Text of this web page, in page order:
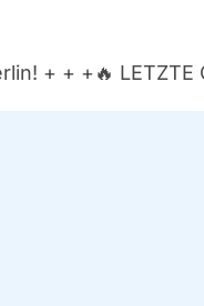
+ + +🔥